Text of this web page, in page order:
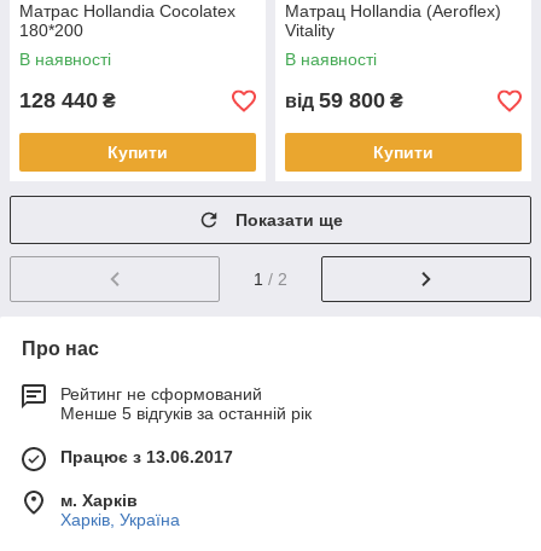
Матрас Hollandia Cocolatex
180*200
В наявності
128 440 ₴
Купити
Матрац Hollandia (Aeroflex)
Vitality
В наявності
від 59 800 ₴
Купити
Показати ще
1 / 2
Про нас
Рейтинг не сформований
Менше 5 відгуків за останній рік
Працює з 13.06.2017
м. Харків
Харків, Україна